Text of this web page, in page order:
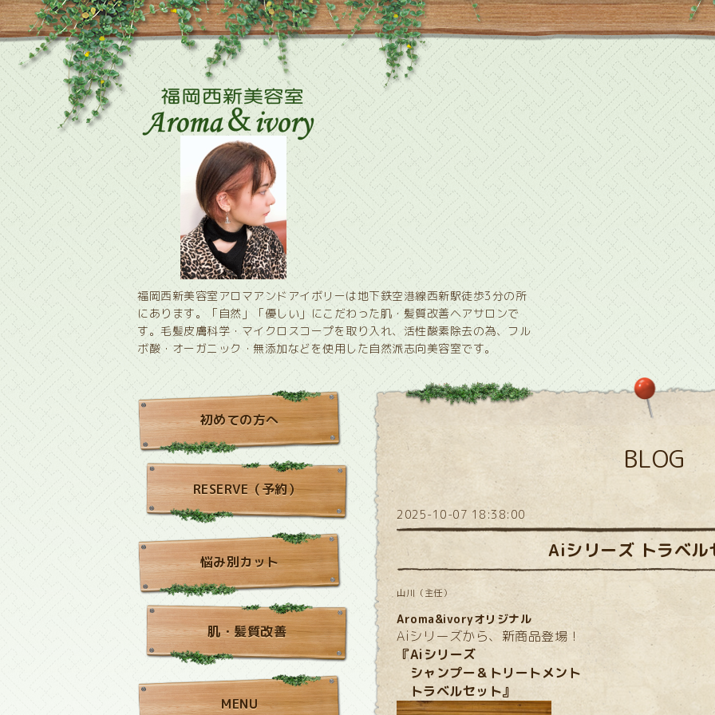
福岡西新美容室アロマアンドアイボリーは地下鉄空港線西新駅徒歩3分の所
にあります。「自然」「優しい」にこだわった肌・髪質改善ヘアサロンで
す。毛髪皮膚科学・マイクロスコープを取り入れ、活性酸素除去の為、フル
ボ酸・オーガニック・無添加などを使用した自然派志向美容室です。
BLOG
2025-10-07 18:38:00
Aiシリーズ トラベル
山川（主任）
Aroma&ivoryオリジナル
Aiシリーズから、新商品登場！
『Aiシリーズ
シャンプー＆トリートメント
トラベルセット』
初めての方へ
RESERVE（予約）
悩み別カット
肌・髪質改善
MENU